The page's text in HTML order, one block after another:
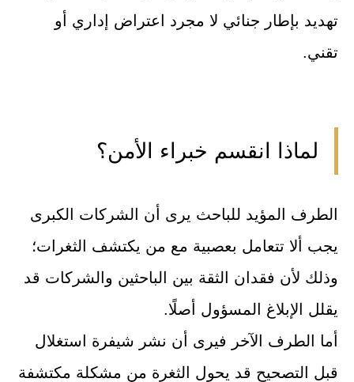
تهديد بإطار جنائي لا مجرد اعتراض إداري أو
تقني.
لماذا انقسم خبراء الأمن؟
الطرف المؤيد للباحث يرى أن الشركات الكبرى
يجب ألا تتعامل بعصبية مع من يكتشف الثغرات؛
وذلك لأن فقدان الثقة بين الباحثين والشركات قد
يقلل الإبلاغ المسؤول أصلًا.
أما الطرف الآخر فيرى أن نشر شيفرة استغلال
قبل التصحيح قد يحول الثغرة من مشكلة مكتشفة